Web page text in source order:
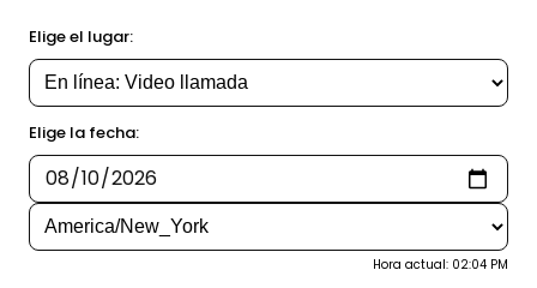
Elige el lugar:
Elige la fecha:
Hora actual: 02:04 PM